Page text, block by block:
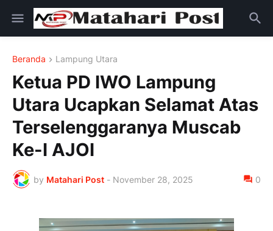
Beranda Lampung Utara
Ketua PD IWO Lampung
Utara Ucapkan Selamat Atas
Terselenggaranya Muscab
Ke-I AJOI
by Matahari Post - November 28, 2025 0